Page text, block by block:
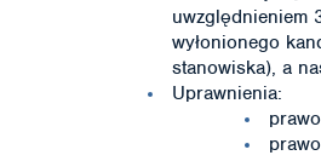
uwzględnieniem
wyłonionego
stanowiska), a
Uprawnienia: